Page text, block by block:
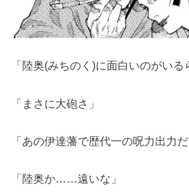
「陸奥(みちのく)に面白いのがいる
「まさに大砲さ」
「あの伊達藩で歴代一の呪力出力だ
「陸奥か……遠いな」